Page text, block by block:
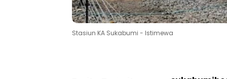
Stasiun KA Sukabumi - Istimewa